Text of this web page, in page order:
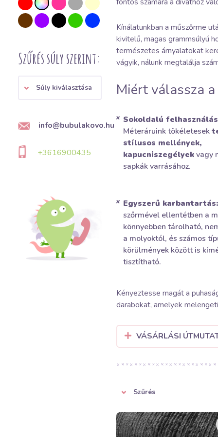
Szűrés súly szerint:
Súly kiválasztása
info@bubulakovo.hu
+3616900435
Kínálatunkban a műszőrme
kivitelű, magas grammsúlyú
természetes árnyalatokat
vágyik, nálunk megtalálja
Miért válassza
Sokoldalú
Méteráruink tökéletesek
stílusos mellények,
kapucniszegélyekvagy
sapkák varrásához.
Egyszerű karbantartás:
szőrmével ellentétben a
könnyebben tárolható,
a molyoktól, és számos
körülmények között is
tisztítható.
Kényeztesse magát a
darabokat, amelyek
VÁSÁRLÁSI
Szűrés